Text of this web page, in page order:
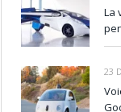
La
23